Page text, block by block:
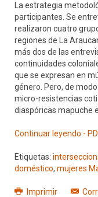
La estrategia
participantes. Se
realizaron cuatro
regiones de La
más dos de las
continuidades
que se expresan en
género. Pero, de
micro-resistencias
diaspóricas mapuche
Continuar leyendo -
Etiquetas:
doméstico, mujeres
Imprimir